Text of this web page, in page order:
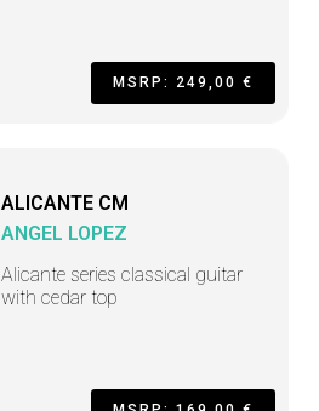
MSRP: 249,00 €
ALICANTE CM
ANGEL LOPEZ
Alicante series classical guitar
with cedar top